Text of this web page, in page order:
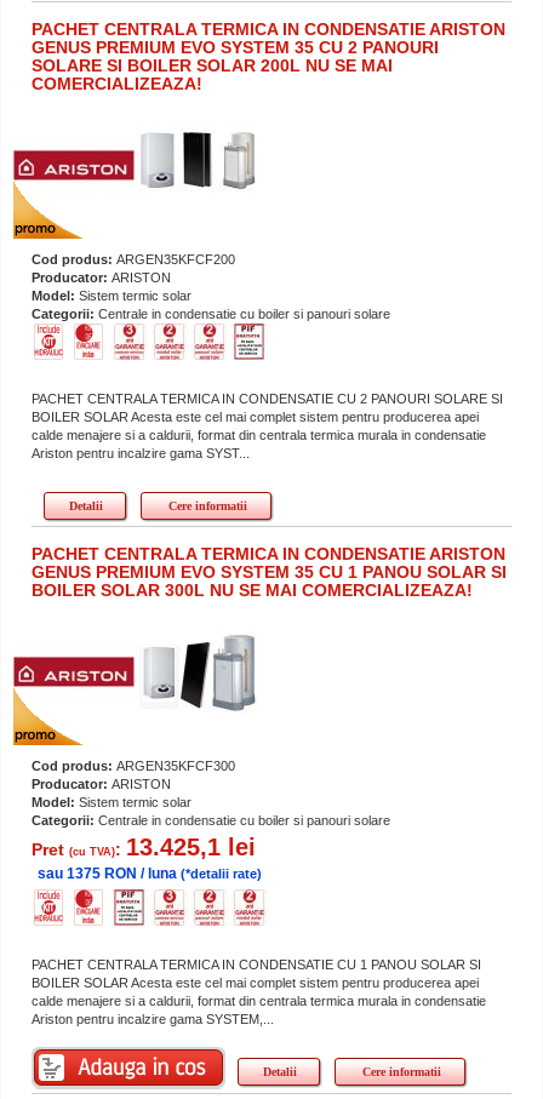
PACHET CENTRALA TERMICA IN CONDENSATIE ARISTON
GENUS PREMIUM EVO SYSTEM 35 CU 2 PANOURI
SOLARE SI BOILER SOLAR 200L NU SE MAI
COMERCIALIZEAZA!
Cod produs: ARGEN35KFCF200
Producator: ARISTON
Model: Sistem termic solar
Categorii: Centrale in condensatie cu boiler si panouri solare
PACHET CENTRALA TERMICA IN CONDENSATIE CU 2 PANOURI SOLARE SI
BOILER SOLAR Acesta este cel mai complet sistem pentru producerea apei
calde menajere si a caldurii, format din centrala termica murala in condensatie
Ariston pentru incalzire gama SYST...
Detalii Cere informatii
PACHET CENTRALA TERMICA IN CONDENSATIE ARISTON
GENUS PREMIUM EVO SYSTEM 35 CU 1 PANOU SOLAR SI
BOILER SOLAR 300L NU SE MAI COMERCIALIZEAZA!
Cod produs: ARGEN35KFCF300
Producator: ARISTON
Model: Sistem termic solar
Categorii: Centrale in condensatie cu boiler si panouri solare
Pret (cu TVA): 13.425,1 lei
sau 1375 RON / luna (*detalii rate)
PACHET CENTRALA TERMICA IN CONDENSATIE CU 1 PANOU SOLAR SI
BOILER SOLAR Acesta este cel mai complet sistem pentru producerea apei
calde menajere si a caldurii, format din centrala termica murala in condensatie
Ariston pentru incalzire gama SYSTEM,...
Detalii Cere informatii